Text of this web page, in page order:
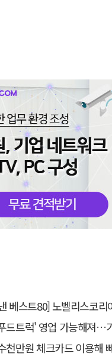
베스트80] 노벨리스코리
럭' 영업 가능해져…기초단체별
원 체크카드 이용해 빼돌린 70